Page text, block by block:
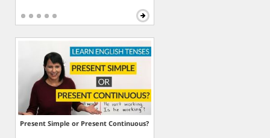
Present Simple or Present Continuous?